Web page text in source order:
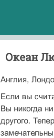
Океан
Англия,
Если вы
Вы никогда
другого.